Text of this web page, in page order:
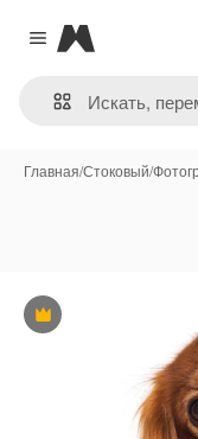
Close menu
Magnific
Главная/Стоковый/
Премиум